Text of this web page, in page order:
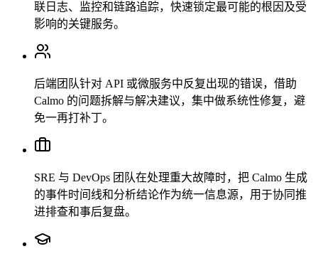
联日志、监控和链路追踪，快速锁定最可能的根因及受
影响的关键服务。
后端团队针对 API 或微服务中反复出现的错误，借助
Calmo 的问题拆解与解决建议，集中做系统性修复，避
免一再打补丁。
SRE 与 DevOps 团队在处理重大故障时，把 Calmo 生成
的事件时间线和分析结论作为统一信息源，用于协同推
进排查和事后复盘。